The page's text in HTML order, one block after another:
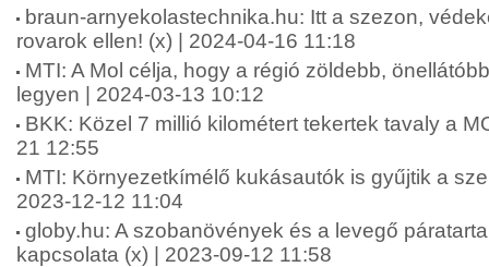
braun-arnyekolastechnika.hu: Itt a szezon,
rovarok ellen! (x) | 2024-04-16 11:18
MTI: A Mol célja, hogy a régió zöldebb,
legyen | 2024-03-13 10:12
BKK: Közel 7 millió kilométert tekertek tavaly a
21 12:55
MTI: Környezetkímélő kukásautók is gyűjtik a
2023-12-12 11:04
globy.hu: A szobanövények és a levegő
kapcsolata (x) | 2023-09-12 11:58